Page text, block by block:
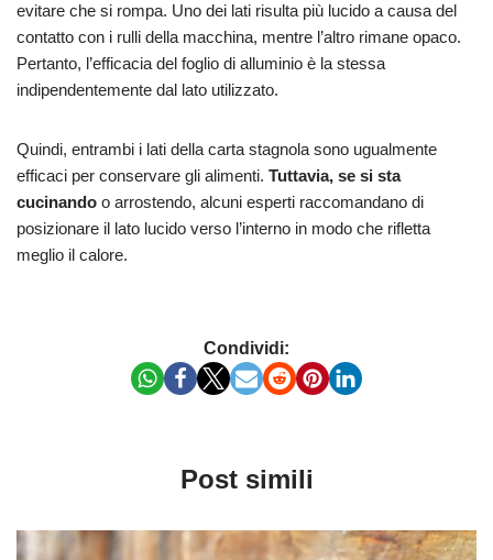
evitare che si rompa. Uno dei lati risulta più lucido a causa del
contatto con i rulli della macchina, mentre l’altro rimane opaco.
Pertanto, l’efficacia del foglio di alluminio è la stessa
indipendentemente dal lato utilizzato.
Quindi, entrambi i lati della carta stagnola sono ugualmente
efficaci per conservare gli alimenti. Tuttavia, se si sta
cucinando o arrostendo, alcuni esperti raccomandano di
posizionare il lato lucido verso l’interno in modo che rifletta
meglio il calore.
Condividi:
Post simili